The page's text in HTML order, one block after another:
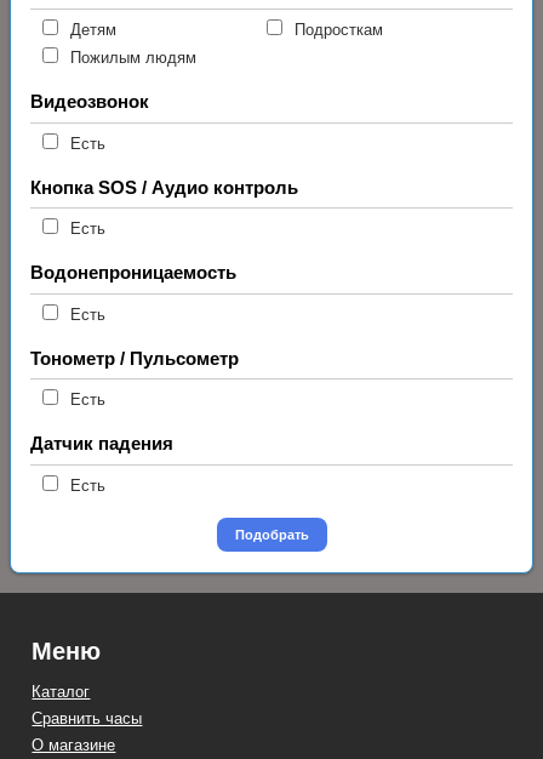
Детям
Подросткам
Пожилым людям
Видеозвонок
Есть
Кнопка SOS / Аудио контроль
Есть
Водонепроницаемость
Есть
Тонометр / Пульсометр
Есть
Датчик падения
Есть
Подобрать
Меню
Каталог
Сравнить часы
О магазине